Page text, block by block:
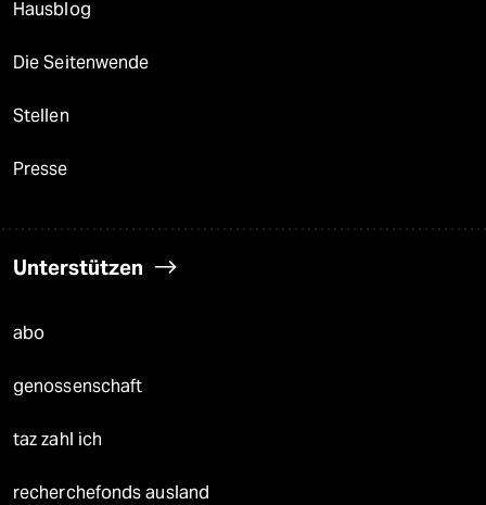
Hausblog
Die Seitenwende
Stellen
Presse
Unterstützen
abo
genossenschaft
taz zahl ich
recherchefonds ausland